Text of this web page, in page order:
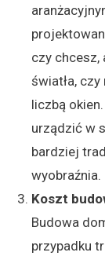
czy chcesz,
światła,
liczbą
urządzić w
bardziej
wyobraźnia.
Koszt
Budowa
przypadku